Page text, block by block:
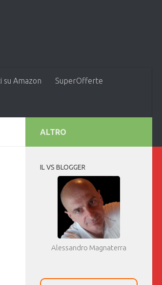
su Amazon SuperOfferte
ALTRO
IL VS BLOGGER
Alessandro Magnaterra